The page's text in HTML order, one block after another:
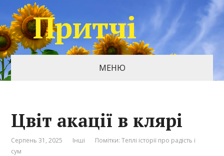
Притчі
МЕНЮ
Цвіт акації в клярі
Серпень 31, 2025 Інші Помітки:Теплі історії про радість і
сум